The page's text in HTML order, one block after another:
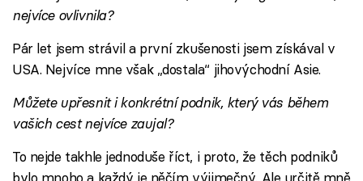
nejvíce ovlivnila?
Pár let jsem strávil a první zkušenosti jsem získával v
USA. Nejvíce mne však „dostala“ jihovýchodní Asie.
Můžete upřesnit i konkrétní podnik, který vás během
vašich cest nejvíce zaujal?
To nejde takhle jednoduše říct, i proto, že těch podniků
bylo mnoho a každý je něčím výjimečný. Ale určitě mně